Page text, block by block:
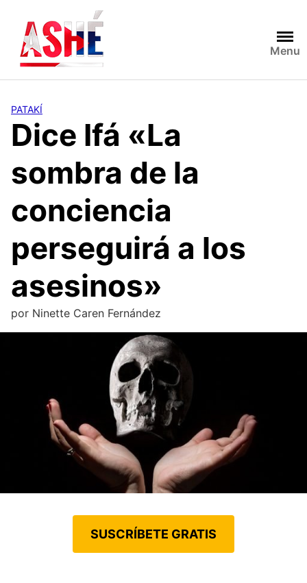
contenido
Menu
PATAKÍ
Dice Ifá «La
sombra de la
conciencia
perseguirá a los
asesinos»
por Ninette Caren Fernández
SUSCRÍBETE GRATIS